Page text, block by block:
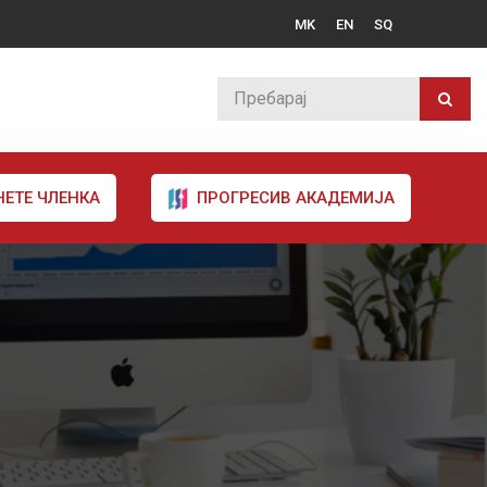
MK EN SQ
ЧЛЕНКА ПРОГРЕСИВ АКАДЕМИЈА